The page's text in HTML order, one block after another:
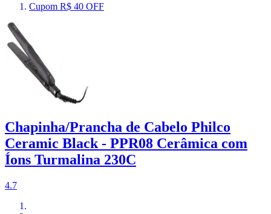
Cupom R$ 40 OFF
Chapinha/Prancha de Cabelo Philco
Ceramic Black - PPR08 Cerâmica com
Íons Turmalina 230C
4.7